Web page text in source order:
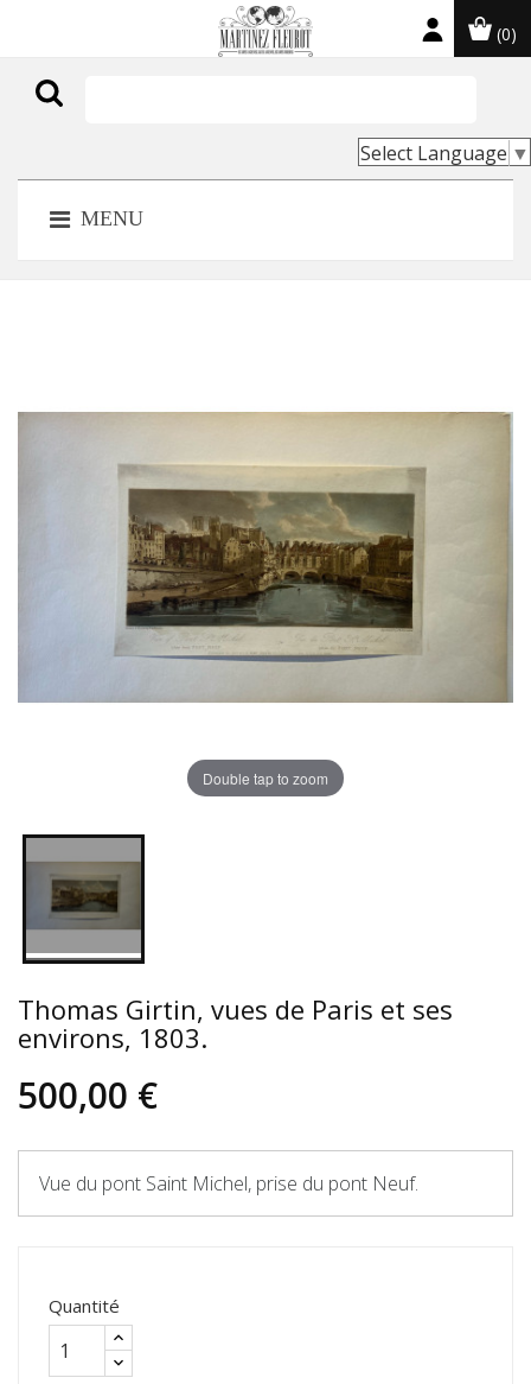
(0)
Select Language ▼
MENU
Double tap to zoom
Thomas Girtin, vues de Paris et ses
environs, 1803.
500,00 €
Vue du pont Saint Michel, prise du pont Neuf.
Quantité